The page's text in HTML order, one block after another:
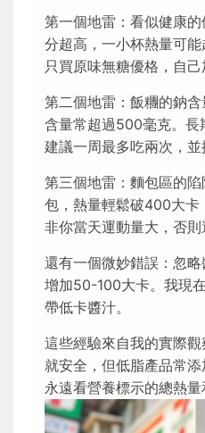
第一個地雷：看似健康
分超高，一小杯熱量可
只買原味無糖優格，自己
第二個地雷：飯糰的鈉
含量常超過500毫克。長
建議一周最多吃兩次，並
第三個地雷：麵包區的
包，熱量輕鬆破400大卡
非你當天運動量大，否則
還有一個微妙錯誤：忽
增加50-100大卡。我現
帶低卡醬汁。
這些經驗來自我的實際
就安全，但低脂產品常添
永遠看營養標示的總熱量